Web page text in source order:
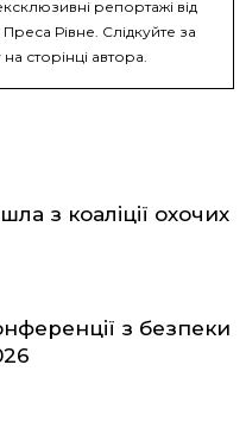
репортажі від
Рівне. Слідкуйте за
сторінці автора.
з коаліції охочих
з безпеки